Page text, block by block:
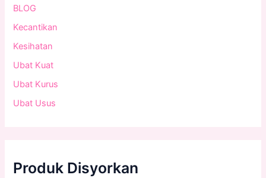
BLOG
Kecantikan
Kesihatan
Ubat Kuat
Ubat Kurus
Ubat Usus
Produk Disyorkan